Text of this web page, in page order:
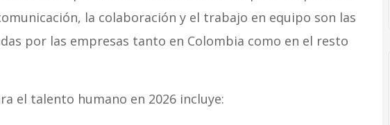
la colaboración y el trabajo en equipo son las
por las empresas tanto en Colombia como en el resto
el talento humano en 2026 incluye: